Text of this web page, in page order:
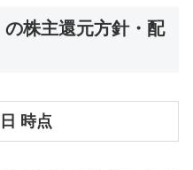
株主還元方針・配
時点